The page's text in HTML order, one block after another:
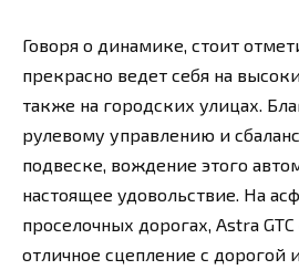
Говоря о динамике, стоит
прекрасно ведет себя на
также на городских улицах.
рулевому управлению и
подвеске, вождение этого
настоящее удовольствие. На
проселочных дорогах, Astra
отличное сцепление с дорогой